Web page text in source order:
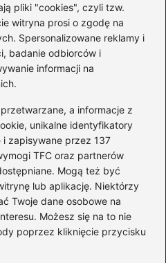
pliki "cookies", czyli tzw.
witryna prosi o zgodę na
Spersonalizowane reklamy i
badanie odbiorców i
informacji na
a informacje z
unikalne identyfikatory
zapisywane przez 137
TFC oraz partnerów
Mogą też być
lub aplikację. Niektórzy
Twoje dane osobowe na
Możesz się na to nie
poprzez kliknięcie przycisku
lakier do włosów,
fryzurę w idealnym
trwałego stylu z
L’Oréal Elnett
lakier do włosów z
wykończenie dla
rozjaśnić ciemne